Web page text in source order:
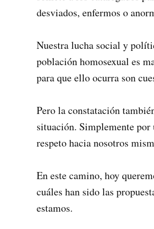
desviados, enfermos o
Nuestra lucha social y
población homosexual es
para que ello ocurra son
Pero la constatación
situación. Simplemente
respeto hacia nosotros
En este camino, hoy
cuáles han sido las
estamos.